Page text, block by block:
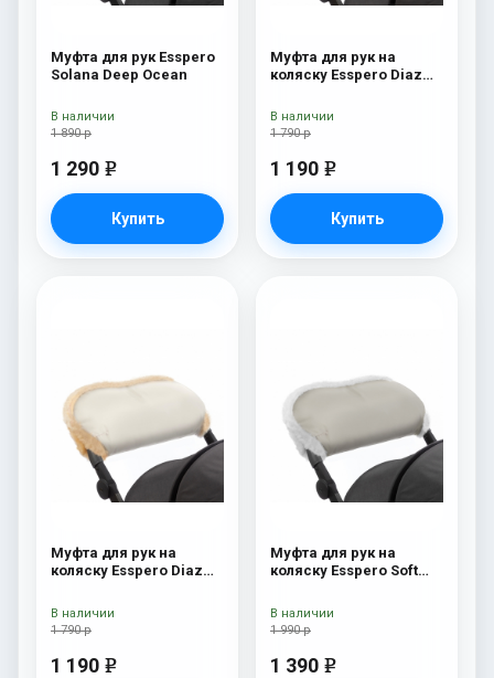
Муфта для рук Esspero
Solana Deep Ocean
1 890 р
1 290 e
Купить
В наличии
Муфта для рук на
коляску Esspero Diaz
Navy
1 790 р
1 190 e
Купить
В наличии
Муфта для рук на
коляску Esspero Diaz
Beige
1 790 р
1 190 e
В наличии
Муфта для рук на
коляску Esspero Soft
1 990 р
1 390 e
В наличии